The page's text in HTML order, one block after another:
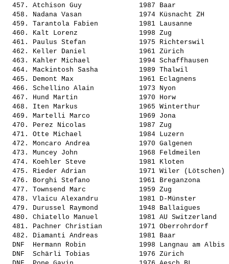
  457.
Atchison Guy
1987 Baar
  458.
Nadana Vasan
1974 Küsnacht
  459.
Tarantola Fabien
1981 Lausanne
  460.
Kalt Lorenz
1998 Zug
  461.
Paulus Stefan
1975 Richterswil
  462.
Keller Daniel
1961 Zürich
  463.
Kahler Michael
1994
  464.
Mackintosh Sasha
1989 Thalwil
  465.
Demont Max
1961 Eclagnens
  466.
Schellino Alain
1973 Nyon
  467.
Hund Martin
1970 Horw
  468.
Iten Markus
1965 Winterthur
  469.
Martelli Marco
1969 Jona
  470.
Perez Nicolas
1987 Zug
  471.
Otte Michael
1984 Luzern
  472.
Moncaro Andrea
1970 Galgenen
  473.
Muncey John
1968 Feldmeilen
  474.
Koehler Steve
1981 Kloten
  475.
Rieder Adrian
1971 Wiler
  476.
Borghi Stefano
1961 Breganzona
  477.
Townsend Marc
1959 Zug
  478.
Vlaicu Alexandru
1981 D-Münster
  479.
Durussel Raymond
1948 Ballaigues
  480.
Chiatello Manuel
1981 AU
  481.
Pachner Christian
1971
  482.
Diamanti Andreas
1981 Baar
  DNF
Hermann Robin
1998 Langnau am
  DNF
Schärli Tobias
1976 Zürich